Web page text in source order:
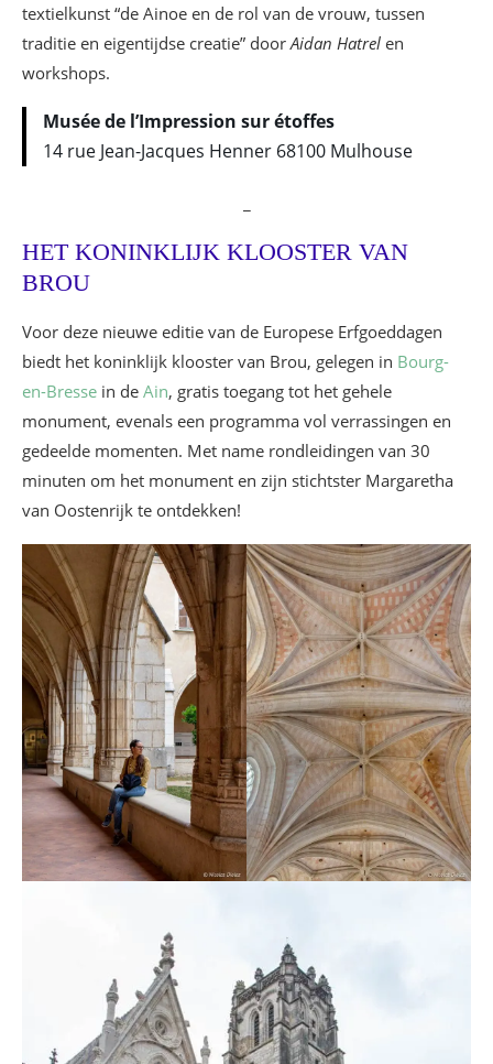
textielkunst “de Ainoe en de rol van de vrouw, tussen
traditie en eigentijdse creatie” door Aidan Hatrel en
workshops.
Musée de l’Impression sur étoffes
14 rue Jean-Jacques Henner 68100 Mulhouse
HET KONINKLIJK KLOOSTER VAN
BROU
Voor deze nieuwe editie van de Europese Erfgoeddagen
biedt het koninklijk klooster van Brou, gelegen in Bourg-
en-Bresse in de Ain, gratis toegang tot het gehele
monument, evenals een programma vol verrassingen en
gedeelde momenten. Met name rondleidingen van 30
minuten om het monument en zijn stichtster Margaretha
van Oostenrijk te ontdekken!